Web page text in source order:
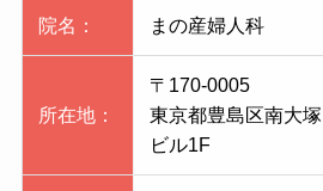
院名： まの産婦人科
所在地：
〒170-0005
東京都豊島区南大
ビル1F